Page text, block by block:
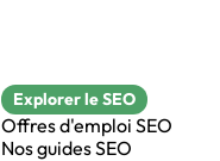
Explorer le SEO
Offres d'emploi SEO
Nos guides SEO